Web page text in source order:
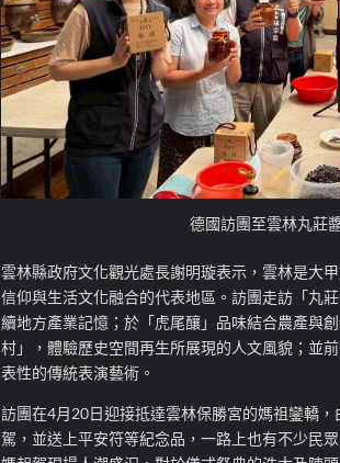
德國訪團至雲林丸莊
雲林縣政府文化觀光處長謝明璇表示，雲林是大
信仰與生活文化融合的代表地區。訪團走訪「丸
續地方產業記憶；於「虎尾釀」品味結合農產與
村」，體驗歷史空間再生所展現的人文風貌；並
表性的傳統表演藝術。
訪團在4月20日迎接抵達雲林保勝宮的媽祖鑾轎
駕，並送上平安符等紀念品，一路上也有不少民